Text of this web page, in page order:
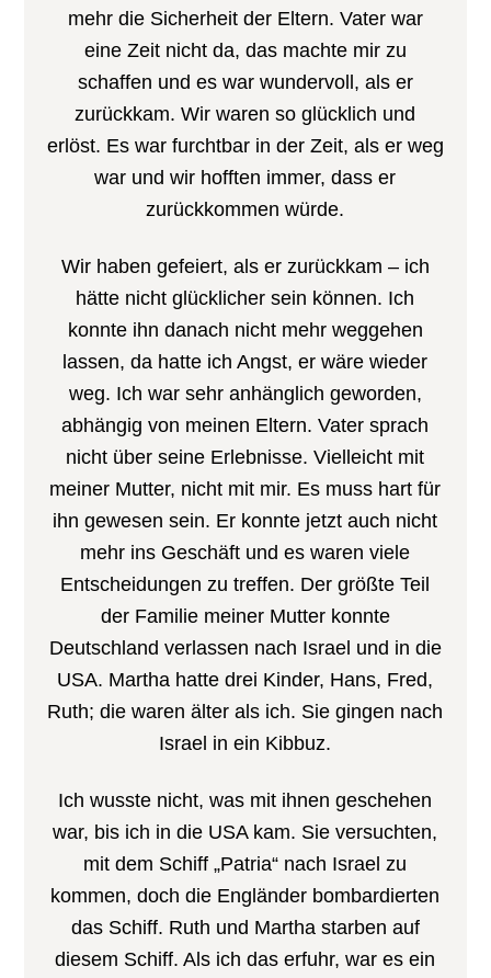
mehr die Sicherheit der Eltern. Vater war
eine Zeit nicht da, das machte mir zu
schaffen und es war wundervoll, als er
zurückkam. Wir waren so glücklich und
erlöst. Es war furchtbar in der Zeit, als er weg
war und wir hofften immer, dass er
zurückkommen würde.
Wir haben gefeiert, als er zurückkam – ich
hätte nicht glücklicher sein können. Ich
konnte ihn danach nicht mehr weggehen
lassen, da hatte ich Angst, er wäre wieder
weg. Ich war sehr anhänglich geworden,
abhängig von meinen Eltern. Vater sprach
nicht über seine Erlebnisse. Vielleicht mit
meiner Mutter, nicht mit mir. Es muss hart für
ihn gewesen sein. Er konnte jetzt auch nicht
mehr ins Geschäft und es waren viele
Entscheidungen zu treffen. Der größte Teil
der Familie meiner Mutter konnte
Deutschland verlassen nach Israel und in die
USA. Martha hatte drei Kinder, Hans, Fred,
Ruth; die waren älter als ich. Sie gingen nach
Israel in ein Kibbuz.
Ich wusste nicht, was mit ihnen geschehen
war, bis ich in die USA kam. Sie versuchten,
mit dem Schiff „Patria“ nach Israel zu
kommen, doch die Engländer bombardierten
das Schiff. Ruth und Martha starben auf
diesem Schiff. Als ich das erfuhr, war es ein